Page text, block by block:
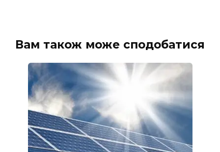
Вам також може сподобатися